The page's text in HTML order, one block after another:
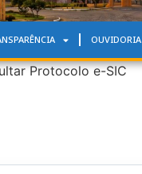
OUVIDORIA
Protocolo e-SIC